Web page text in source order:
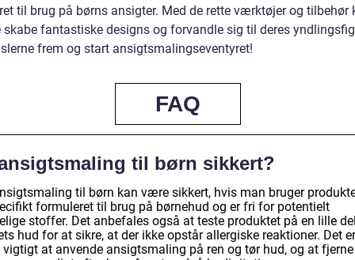
til brug på børns ansigter. Med de rette værktøjer og tilbehør
skabe fantastiske designs og forvandle sig til deres
frem og start ansigtsmalingseventyret!
FAQ
til børn sikkert?
til børn kan være sikkert, hvis man bruger
formuleret til brug på børnehud og er fri for potentielt
stoffer. Det anbefales også at teste produktet på en lille
hud for at sikre, at der ikke opstår allergiske reaktioner. Det er
vigtigt at anvende ansigtsmaling på ren og tør hud, og at fjerne